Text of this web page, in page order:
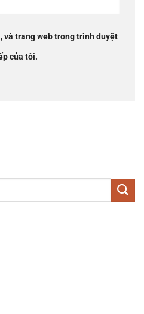
và trang web trong trình duyệt
của tôi.